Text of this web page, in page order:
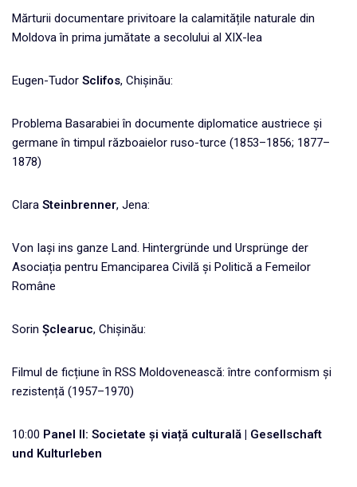
Mărturii documentare privitoare la calamitățile naturale din
Moldova în prima jumătate a secolului al XIX-lea
Eugen-Tudor Sclifos, Chișinău:
Problema Basarabiei în documente diplomatice austriece și
germane în timpul războaielor ruso-turce (1853–1856; 1877–
1878)
Clara Steinbrenner, Jena:
Von Iași ins ganze Land. Hintergründe und Ursprünge der
Asociația pentru Emanciparea Civilă și Politică a Femeilor
Române
Sorin Șclearuc, Chișinău:
Filmul de ficțiune în RSS Moldovenească: între conformism și
rezistență (1957–1970)
10:00 Panel II: Societate și viață culturală | Gesellschaft
und Kulturleben